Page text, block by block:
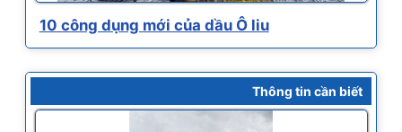
10 công dụng mới của dầu Ô liu
Thông tin cần biết